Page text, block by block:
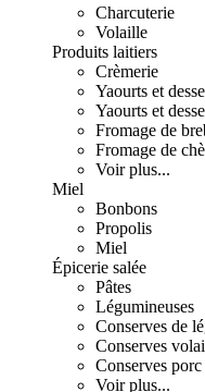
Charcuterie
Volaille
Produits laitiers
Crèmerie
Yaourts et
Yaourts et
Fromage de
Fromage de
Voir plus...
Miel
Bonbons
Propolis
Miel
Épicerie salée
Pâtes
Légumineuses
Conserves de
Conserves
Conserves porc
Voir plus...